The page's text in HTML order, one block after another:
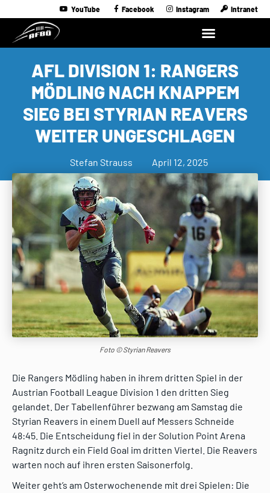
YouTube Facebook Instagram Intranet
AFL DIVISION 1: RANGERS
MÖDLING NACH KNAPPEM
SIEG BEI STYRIAN REAVERS
WEITER UNGESCHLAGEN
Stefan Strauss April 12, 2025
Foto © Styrian Reavers
Die Rangers Mödling haben in ihrem dritten Spiel in der
Austrian Football League Division 1 den dritten Sieg
gelandet. Der Tabellenführer bezwang am Samstag die
Styrian Reavers in einem Duell auf Messers Schneide
48:45. Die Entscheidung fiel in der Solution Point Arena
Ragnitz durch ein Field Goal im dritten Viertel. Die Reavers
warten noch auf ihren ersten Saisonerfolg.
Weiter geht’s am Osterwochenende mit drei Spielen: Die